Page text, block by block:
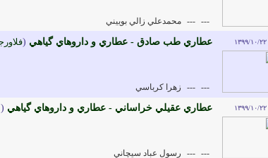
---
--- محمدعلي زالي بوييني
۱۳۹۹/۱۰/۲۲ عطاري طب صادق - عطاري و داروهاي گياهي (
---
--- زهرا کرباسي
۱۳۹۹/۱۰/۲۲ عطاري عقيلي خراساني - عطاري و داروهاي گياهي (
---
--- رسول عباد سيچاني